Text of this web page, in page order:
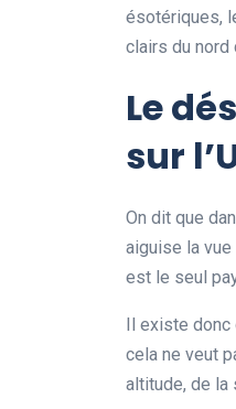
ésotériques,
clairs du nord
Le
sur
On dit que
aiguise la
est le seul
Il existe
cela ne veut
altitude, de la